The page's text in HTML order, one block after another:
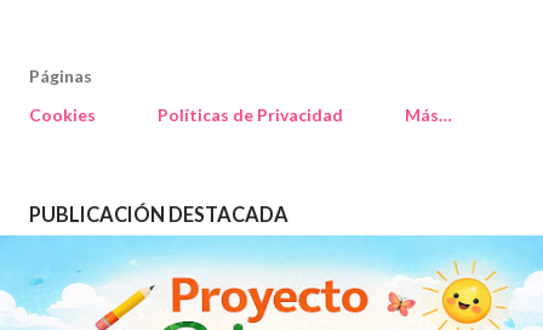
Páginas
Cookies
Políticas de Privacidad Más…
PUBLICACIÓN DESTACADA